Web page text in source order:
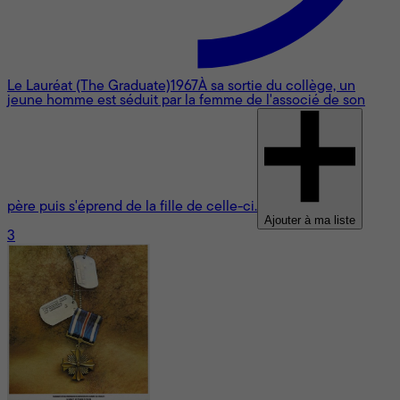
Le Lauréat (The Graduate)1967À sa sortie du collège, un
jeune homme est séduit par la femme de l'associé de son
père puis s'éprend de la fille de celle-ci.
Ajouter à ma liste
3